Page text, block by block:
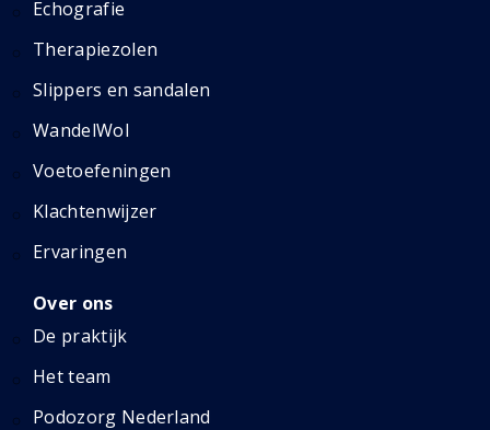
Echografie
Therapiezolen
Slippers en sandalen
WandelWol
Voetoefeningen
Klachtenwijzer
Ervaringen
Over ons
De praktijk
Het team
Podozorg Nederland